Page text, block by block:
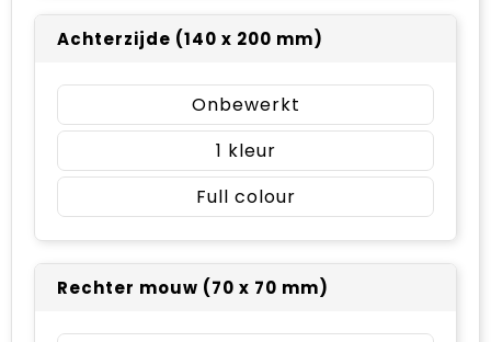
Achterzijde (140 x 200 mm)
Onbewerkt
1
Full colour
Rechter mouw (70 x 70 mm)